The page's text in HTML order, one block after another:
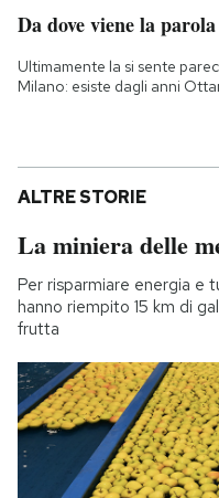
Da dove viene la
Ultimamente la si sente
Milano: esiste dagli anni
ALTRE STORIE
La miniera delle
Per risparmiare energia e
hanno riempito 15 km di
frutta